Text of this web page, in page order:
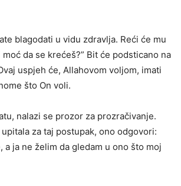
blagodati u vidu zdravlja. Reći će mu
da se krećeš?” Bit će podsticano na
uspjeh će, Allahovom voljom, imati
što On voli.
nalazi se prozor za prozračivanje.
za taj postupak, ono odgovori:
ja ne želim da gledam u ono što moj